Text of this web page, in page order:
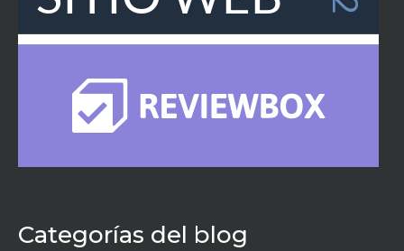
Categorías del blog